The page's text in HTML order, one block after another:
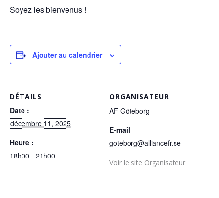
Soyez les bienvenus !
Ajouter au calendrier
DÉTAILS
Date :
décembre 11, 2025
Heure :
18h00 - 21h00
ORGANISATEUR
AF Göteborg
E-mail
goteborg@alliancefr.se
Voir le site Organisateur